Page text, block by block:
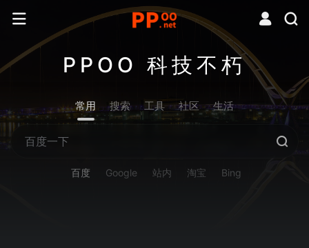
PPOO 科技不朽
常用 搜索 工具 社区 生活
百度 Google 站内 淘宝 Bing